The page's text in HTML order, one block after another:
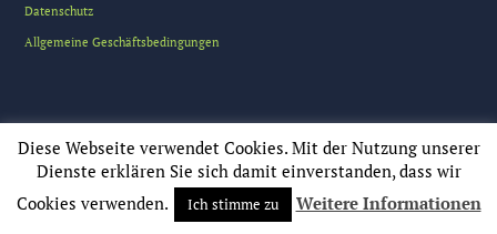
Datenschutz
Allgemeine Geschäftsbedingungen
pferd-austria © All Rights Reserved
Diese Webseite verwendet Cookies. Mit der Nutzung unserer
Dienste erklären Sie sich damit einverstanden, dass wir
Cookies verwenden.
Ich stimme zu Weitere Informationen